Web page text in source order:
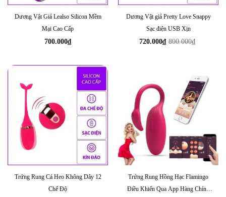
Dương Vật Giả Lealso Silicon Mềm
Mại Cao Cấp
700.000₫
Dương Vật giả Pretty Love Snappy
Sạc điện USB Xịn
800.000₫
720.000₫
Trứng Rung Cá Heo Không Dây 12
Chế Độ
Trứng Rung Hồng Hạc Flamingo
Điều Khiển Qua App Hàng Chính